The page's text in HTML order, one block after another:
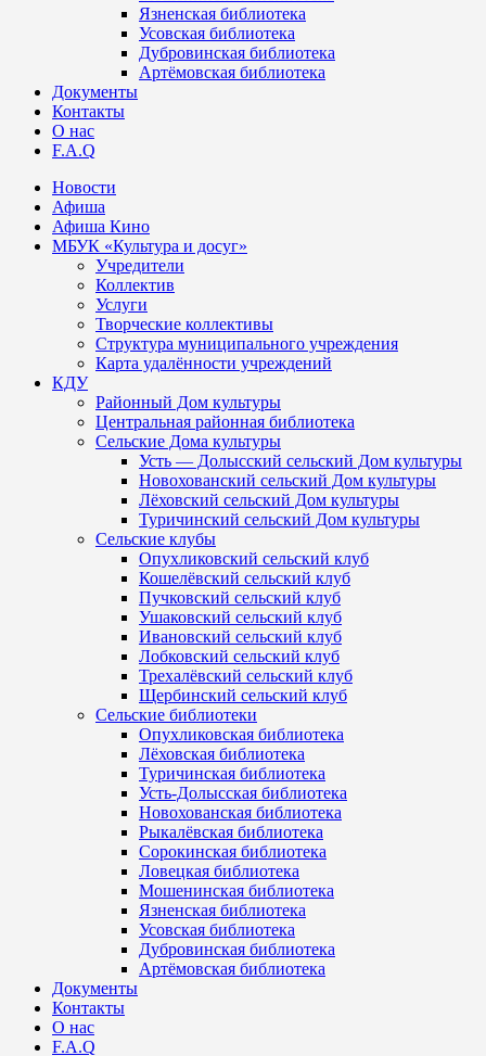
Язненская библиотека
Усовская библиотека
Дубровинская библиотека
Артёмовская библиотека
Документы
Контакты
О нас
F.A.Q
Новости
Афиша
Афиша Кино
МБУК «Культура и досуг»
Учредители
Коллектив
Услуги
Творческие коллективы
Структура муниципального учреждения
Карта удалённости учреждений
КДУ
Районный Дом культуры
Центральная районная библиотека
Сельские Дома культуры
Усть — Долысский сельский Дом культуры
Новохованский сельский Дом культуры
Лёховский сельский Дом культуры
Туричинский сельский Дом культуры
Сельские клубы
Опухликовский сельский клуб
Кошелёвский сельский клуб
Пучковский сельский клуб
Ушаковский сельский клуб
Ивановский сельский клуб
Лобковский сельский клуб
Трехалёвский сельский клуб
Щербинский сельский клуб
Сельские библиотеки
Опухликовская библиотека
Лёховская библиотека
Туричинская библиотека
Усть-Долысская библиотека
Новохованская библиотека
Рыкалёвская библиотека
Сорокинская библиотека
Ловецкая библиотека
Мошенинская библиотека
Язненская библиотека
Усовская библиотека
Дубровинская библиотека
Артёмовская библиотека
Документы
Контакты
О нас
F.A.Q